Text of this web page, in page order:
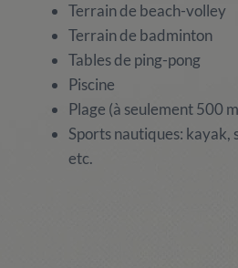
Terrain de beach-volley
Terrain de badminton
Tables de ping-pong
Piscine
Plage (à seulement 500
Sports nautiques: kayak,
etc.